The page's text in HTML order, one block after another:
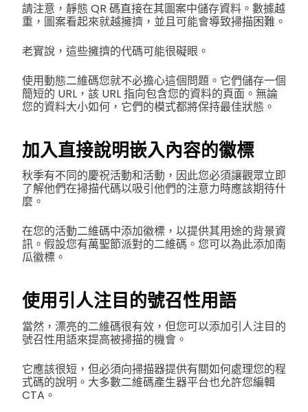
請注意，靜態 QR 碼直接在其圖案中儲存資料。數據越
重，圖案看起來就越擁擠，並且可能會導致掃描困難。
老實說，這些擁擠的代碼可能很礙眼。
使用動態二維碼您就不必擔心這個問題。它們儲存一個
簡短的 URL，該 URL 指向包含您的資料的頁面。無論
您的資料大小如何，它們的模式都將保持最佳狀態。
加入直接說明嵌入內容的徽標
秋季有不同的慶祝活動和活動，因此您必須讓觀眾立即
了解他們在掃描代碼以吸引他們的注意力時應該期待什
麼。
在您的活動二維碼中添加徽標，以提供其用途的背景資
訊。假設您有萬聖節派對的二維碼。您可以為此添加南
瓜徽標。
使用引人注目的號召性用語
當然，漂亮的二維碼很有效，但您可以添加引人注目的
號召性用語來提高被掃描的機會。
它應該很短，但必須向掃描器提供有關如何處理您的程
式碼的說明。大多數二維碼產生器平台也允許您編輯
CTA。